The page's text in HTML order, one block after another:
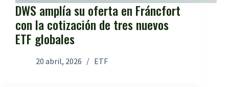
DWS amplía su oferta en Fráncfort
con la cotización de tres nuevos
ETF globales
20 abril, 2026 ETF